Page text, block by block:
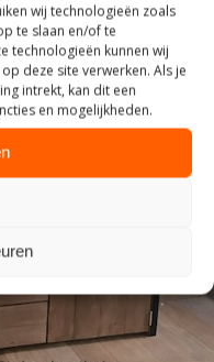
wij technologieën zoals
te slaan en/of te
technologieën kunnen wij
deze site verwerken. Als je
intrekt, kan dit een
en mogelijkheden.